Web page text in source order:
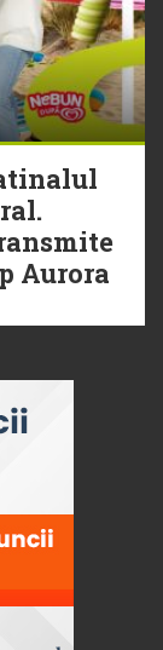
Aurora